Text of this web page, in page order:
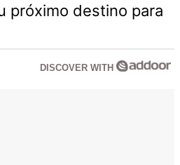
próximo destino para
DISCOVER WITH